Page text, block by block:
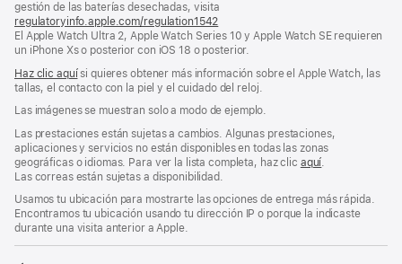
gestión de las baterías desechadas, visita
regulatoryinfo.apple.com/regulation1542
abre
en
ventana
nueva)
El Apple Watch Ultra 2, Apple Watch Series 10 y Apple Watch SE requieren
un iPhone Xs o posterior con iOS 18 o posterior.
Haz clic aquísi quieres obtener más información sobre el Apple Watch, las
tallas, el contacto con la piel y el cuidado del reloj.
Las imágenes se muestran solo a modo de ejemplo.
Las prestaciones están sujetas a cambios. Algunas prestaciones,
aplicaciones y servicios no están disponibles en todas las zonas
geográficas o idiomas. Para ver la lista completa, haz clic aquí
Las correas están sujetas a disponibilidad.
Usamos tu ubicación para mostrarte las opciones de entrega más rápida.
Encontramos tu ubicación usando tu dirección IP o porque la indicaste
durante una visita anterior a Apple.